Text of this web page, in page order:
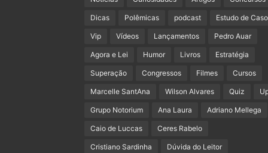
Dicas Polêmicas podcast Estudo de Caso
Vip Vídeos Lançamentos Pedro Auar
Agora e Lei Humor Livros Estratégia
Superação Congressos Filmes Cursos
Marcelle SantAna Wilson Alvares Quiz
Grupo Notorium Ana Laura Adriano Mellega
Caio de Luccas Ceres Rabelo
Cristiano Sardinha Dúvida do Leitor